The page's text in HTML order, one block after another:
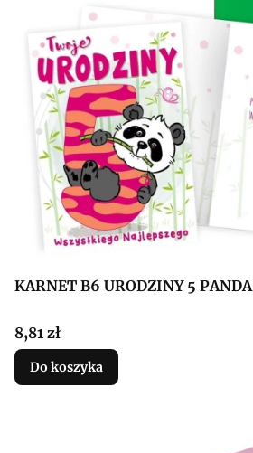
KARNET B6 URODZINY 5 PANDA
Cena
8,81 zł
Do koszyka